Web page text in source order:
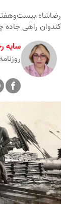
کندوان راهی
سایه